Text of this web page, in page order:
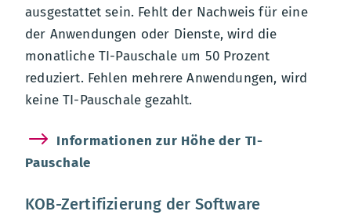
ausgestattet sein. Fehlt der Nachweis für eine
der Anwendungen oder Dienste, wird die
monatliche TI-Pauschale um 50 Prozent
reduziert. Fehlen mehrere Anwendungen, wird
keine TI-Pauschale gezahlt.
Informationen zur Höhe der TI-
Pauschale
KOB-Zertifizierung der Software